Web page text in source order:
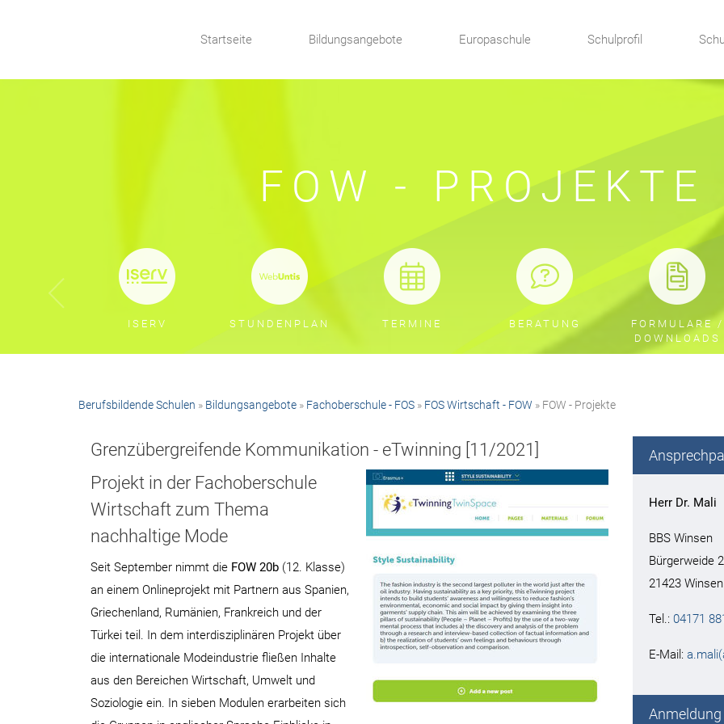
Startseite Bildungsangebote Europaschule Schulprofil
FOW - PROJEKTE
ISERV STUNDENPLAN TERMINE BERATUNG
FORMULARE /
DOWNLOADS
Berufsbildende Schulen » Bildungsangebote » Fachoberschule - FOS » FOS Wirtschaft - FOW » FOW - Projekte
Grenzübergreifende Kommunikation - eTwinning [11/2021]
Projekt in der Fachoberschule
Wirtschaft zum Thema
nachhaltige Mode
Seit September nimmt die FOW 20b (12. Klasse)
an einem Onlineprojekt mit Partnern aus Spanien,
Griechenland, Rumänien, Frankreich und der
Türkei teil. In dem interdisziplinären Projekt über
die internationale Modeindustrie fließen Inhalte
aus den Bereichen Wirtschaft, Umwelt und
Soziologie ein. In sieben Modulen erarbeiten sich
Herr Dr. Mali
BBS Winsen
Bürgerweide
21423
Tel.: 04171
E-Mail:
Anmeldung